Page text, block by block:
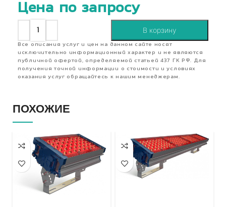
Цена по запросу
В корзину
Все описания услуг и цен на данном сайте носят
исключительно информационный характер и не являются
публичной офертой, определяемой статьей 437 ГК РФ. Для
получения точной информации о стоимости и условиях
оказания услуг обращайтесь к нашим менеджерам.
ПОХОЖИЕ